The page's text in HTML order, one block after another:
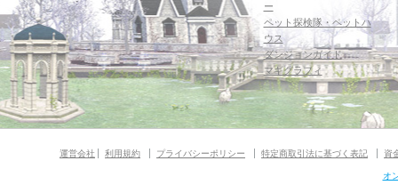
ー
ペット探検隊・ペットハ
ウス
ダンジョンガイド
マギグラフィ
運営会社 利用規約 プライバシーポリシー 特定商取引法に基づく表記 資
オ